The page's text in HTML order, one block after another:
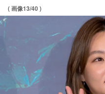
( 画像13/40 )